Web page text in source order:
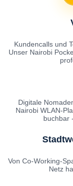
Kundencalls und
Unser Nairobi
Digitale
Nairobi WLAN-
buchbar
Von Co-Working-
Netz